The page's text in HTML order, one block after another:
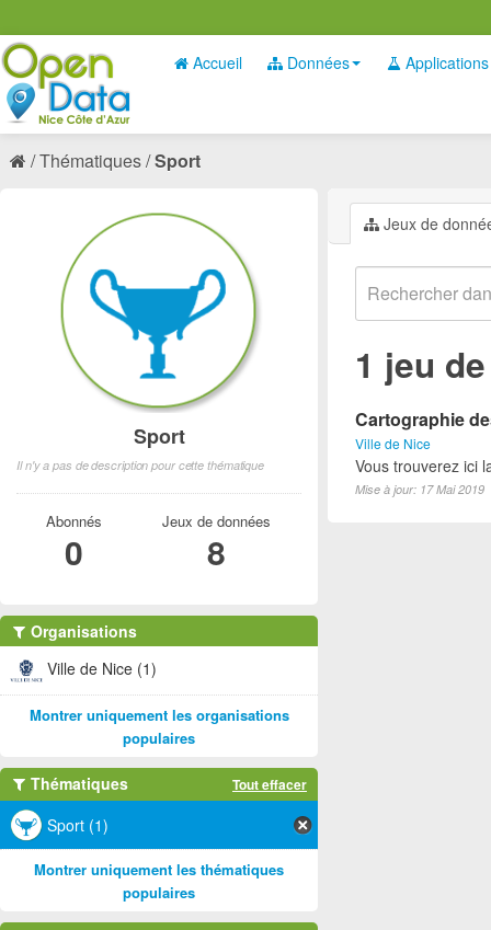
Accueil Données Applications
Thématiques Sport
Jeux de
1 jeu
Cartographie
Ville de Nice
Vous trouverez ici
Mise à jour: 17 Mai 2019
Sport
Il n'y a pas de description pour cette thématique
Abonnés
0
Jeux de données
8
Organisations
Ville de Nice (1)
Montrer uniquement les organisations
populaires
Thématiques Tout effacer
Sport (1)
Montrer uniquement les thématiques
populaires